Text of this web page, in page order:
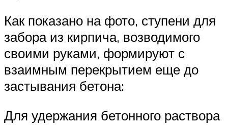
Как показано на фото, ступени для
забора из кирпича, возводимого
своими руками, формируют с
взаимным перекрытием еще до
застывания бетона:
Для удержания бетонного раствора